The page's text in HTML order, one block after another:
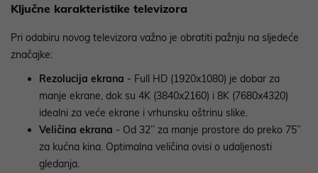
Ključne karakteristike televizora
Pri odabiru novog televizora važno je obratiti pažnju na sljedeće
značajke:
Rezolucija ekrana - Full HD (1920x1080) je dobar za
manje ekrane, dok su 4K (3840x2160) i 8K (7680x4320)
idealni za veće ekrane i vrhunsku oštrinu slike.
Veličina ekrana - Od 32’’ za manje prostore do preko 75’’
za kućna kina. Optimalna veličina ovisi o udaljenosti
gledanja.